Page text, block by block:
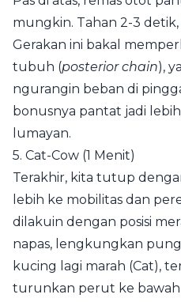
mungkin. Tahan 2-3
Gerakan ini bakal
tubuh (posterior chain),
ngurangin beban di
bonusnya pantat jadi
lumayan.
5. Cat-Cow (1 Menit)
Terakhir, kita tutup
lebih ke mobilitas dan
dilakuin dengan posisi
napas, lengkungkan
kucing lagi marah (Cat),
turunkan perut ke